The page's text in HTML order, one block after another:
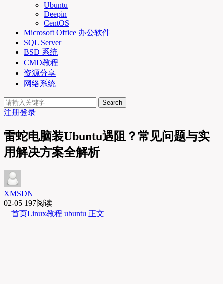
Ubuntu
Deepin
CentOS
Microsoft Office 办公软件
SQL Server
BSD 系统
CMD教程
资源分享
网络系统
Search
注册登录
雷蛇电脑装Ubuntu遇阻？常见问题与实
用解决方案全解析
XMSDN
02-05 197阅读
首页Linux教程 ubuntu 正文